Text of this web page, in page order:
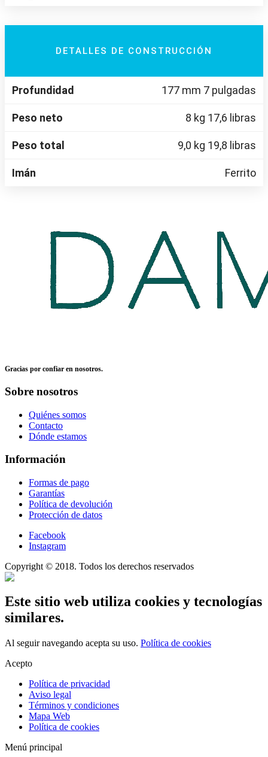
DETALLES DE CONSTRUCCIÓN
Profundidad 177 mm 7 pulgadas
Peso neto 8 kg 17,6 libras
Peso total 9,0 kg 19,8 libras
Imán Ferrito
Gracias por confiar en nosotros.
Sobre nosotros
Quiénes somos
Contacto
Dónde estamos
Información
Formas de pago
Garantías
Política de devolución
Protección de datos
Facebook
Instagram
Copyright © 2018. Todos los derechos reservados
Este sitio web utiliza cookies y tecnologías
similares.
Al seguir navegando acepta su uso. Política de cookies
Acepto
Política de privacidad
Aviso legal
Términos y condiciones
Mapa Web
Política de cookies
Menú principal